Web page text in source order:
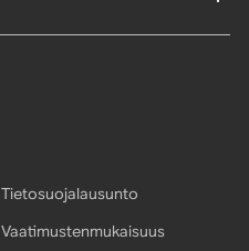
Tietosuojalausunto
Vaatimustenmukaisuus